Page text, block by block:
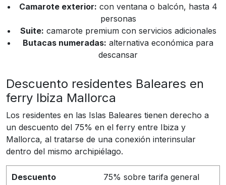
Camarote exterior: con ventana o balcón, hasta 4
personas
Suite: camarote premium con servicios adicionales
Butacas numeradas: alternativa económica para
descansar
Descuento residentes Baleares en
ferry Ibiza Mallorca
Los residentes en las Islas Baleares tienen derecho a
un descuento del 75% en el ferry entre Ibiza y
Mallorca, al tratarse de una conexión interinsular
dentro del mismo archipiélago.
Descuento 75% sobre tarifa general